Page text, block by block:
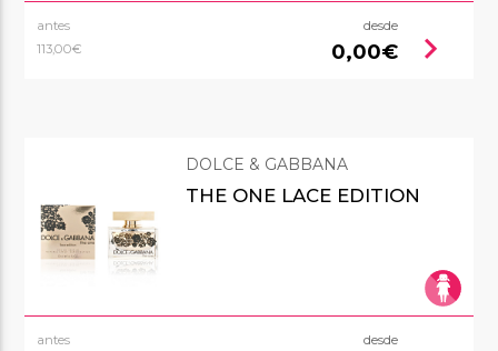
antes
113,00€
desde
0,00€ chevron_right
DOLCE & GABBANA
THE ONE LACE EDITION
antes
desde